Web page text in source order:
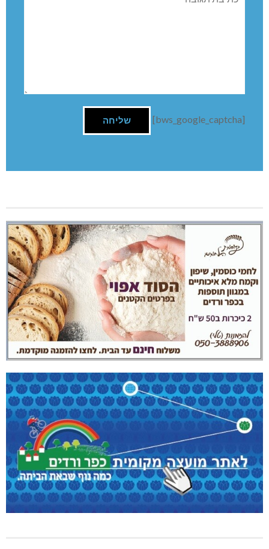
[bws_google_captcha]